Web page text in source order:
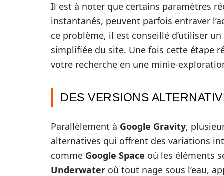
Il est à noter que certains paramètres
instantanés, peuvent parfois entraver
ce problème, il est conseillé d’utiliser
simplifiée du site. Une fois cette étape
votre recherche en une minie-
DES VERSIONS
Parallèlement à Google Gravity,
alternatives qui offrent des variations
comme Google Space où les éléments
Underwater où tout nage sous l’eau,